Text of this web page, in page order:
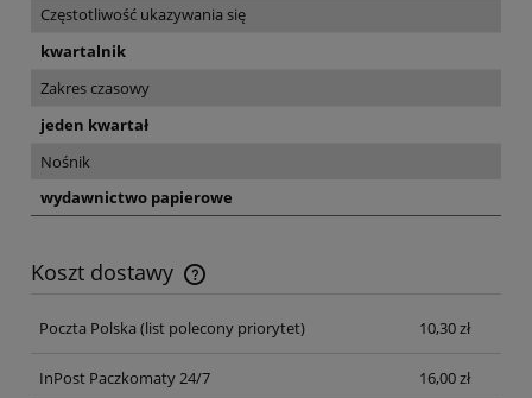
Częstotliwość ukazywania się
kwartalnik
Zakres czasowy
jeden kwartał
Nośnik
wydawnictwo papierowe
Koszt dostawy
Cena nie zawiera ewentualnych kosztów płatności
Poczta Polska (list polecony priorytet) 10,30 zł
InPost Paczkomaty 24/7 16,00 zł